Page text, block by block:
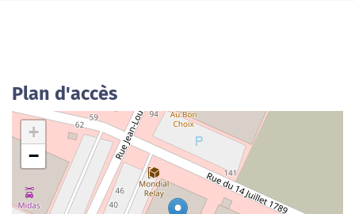
Plan d'accès
+
−